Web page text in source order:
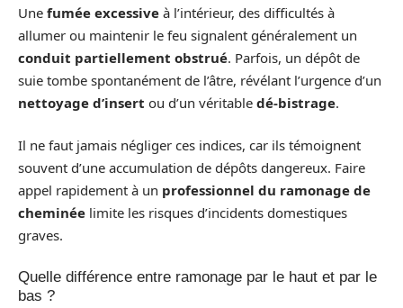
Une fumée excessive à l’intérieur, des difficultés à
allumer ou maintenir le feu signalent généralement un
conduit partiellement obstrué. Parfois, un dépôt de
suie tombe spontanément de l’âtre, révélant l’urgence d’un
nettoyage d’insert ou d’un véritable dé-bistrage.
Il ne faut jamais négliger ces indices, car ils témoignent
souvent d’une accumulation de dépôts dangereux. Faire
appel rapidement à un professionnel du ramonage de
cheminée limite les risques d’incidents domestiques
graves.
Quelle différence entre ramonage par le haut et par le
bas ?